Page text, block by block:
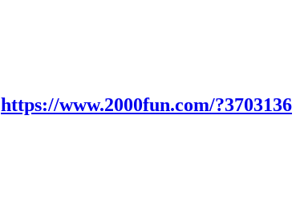
https://www.2000fun.com/?3703136